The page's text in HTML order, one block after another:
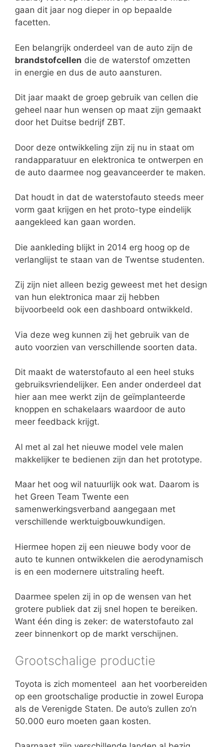
gaan dit jaar nog dieper in op bepaalde
facetten.
Een belangrijk onderdeel van de auto zijn de
brandstofcellen die de waterstof omzetten
in energie en dus de auto aansturen.
Dit jaar maakt de groep gebruik van cellen die
geheel naar hun wensen op maat zijn gemaakt
door het Duitse bedrijf ZBT.
Door deze ontwikkeling zijn zij nu in staat om
randapparatuur en elektronica te ontwerpen en
de auto daarmee nog geavanceerder te maken.
Dat houdt in dat de waterstofauto steeds meer
vorm gaat krijgen en het proto-type eindelijk
aangekleed kan gaan worden.
Die aankleding blijkt in 2014 erg hoog op de
verlanglijst te staan van de Twentse studenten.
Zij zijn niet alleen bezig geweest met het design
van hun elektronica maar zij hebben
bijvoorbeeld ook een dashboard ontwikkeld.
Via deze weg kunnen zij het gebruik van de
auto voorzien van verschillende soorten data.
Dit maakt de waterstofauto al een heel stuks
gebruiksvriendelijker. Een ander onderdeel dat
hier aan mee werkt zijn de geïmplanteerde
knoppen en schakelaars waardoor de auto
meer feedback krijgt.
Al met al zal het nieuwe model vele malen
makkelijker te bedienen zijn dan het prototype.
Maar het oog wil natuurlijk ook wat. Daarom is
het Green Team Twente een
samenwerkingsverband aangegaan met
verschillende werktuigbouwkundigen.
Hiermee hopen zij een nieuwe body voor de
auto te kunnen ontwikkelen die aerodynamisch
is en een modernere uitstraling heeft.
Daarmee spelen zij in op de wensen van het
grotere publiek dat zij snel hopen te bereiken.
Want één ding is zeker: de waterstofauto zal
zeer binnenkort op de markt verschijnen.
Grootschalige productie
Toyota is zich momenteel aan het voorbereiden
op een grootschalige productie in zowel Europa
als de Verenigde Staten. De auto’s zullen zo’n
50.000 euro moeten gaan kosten.